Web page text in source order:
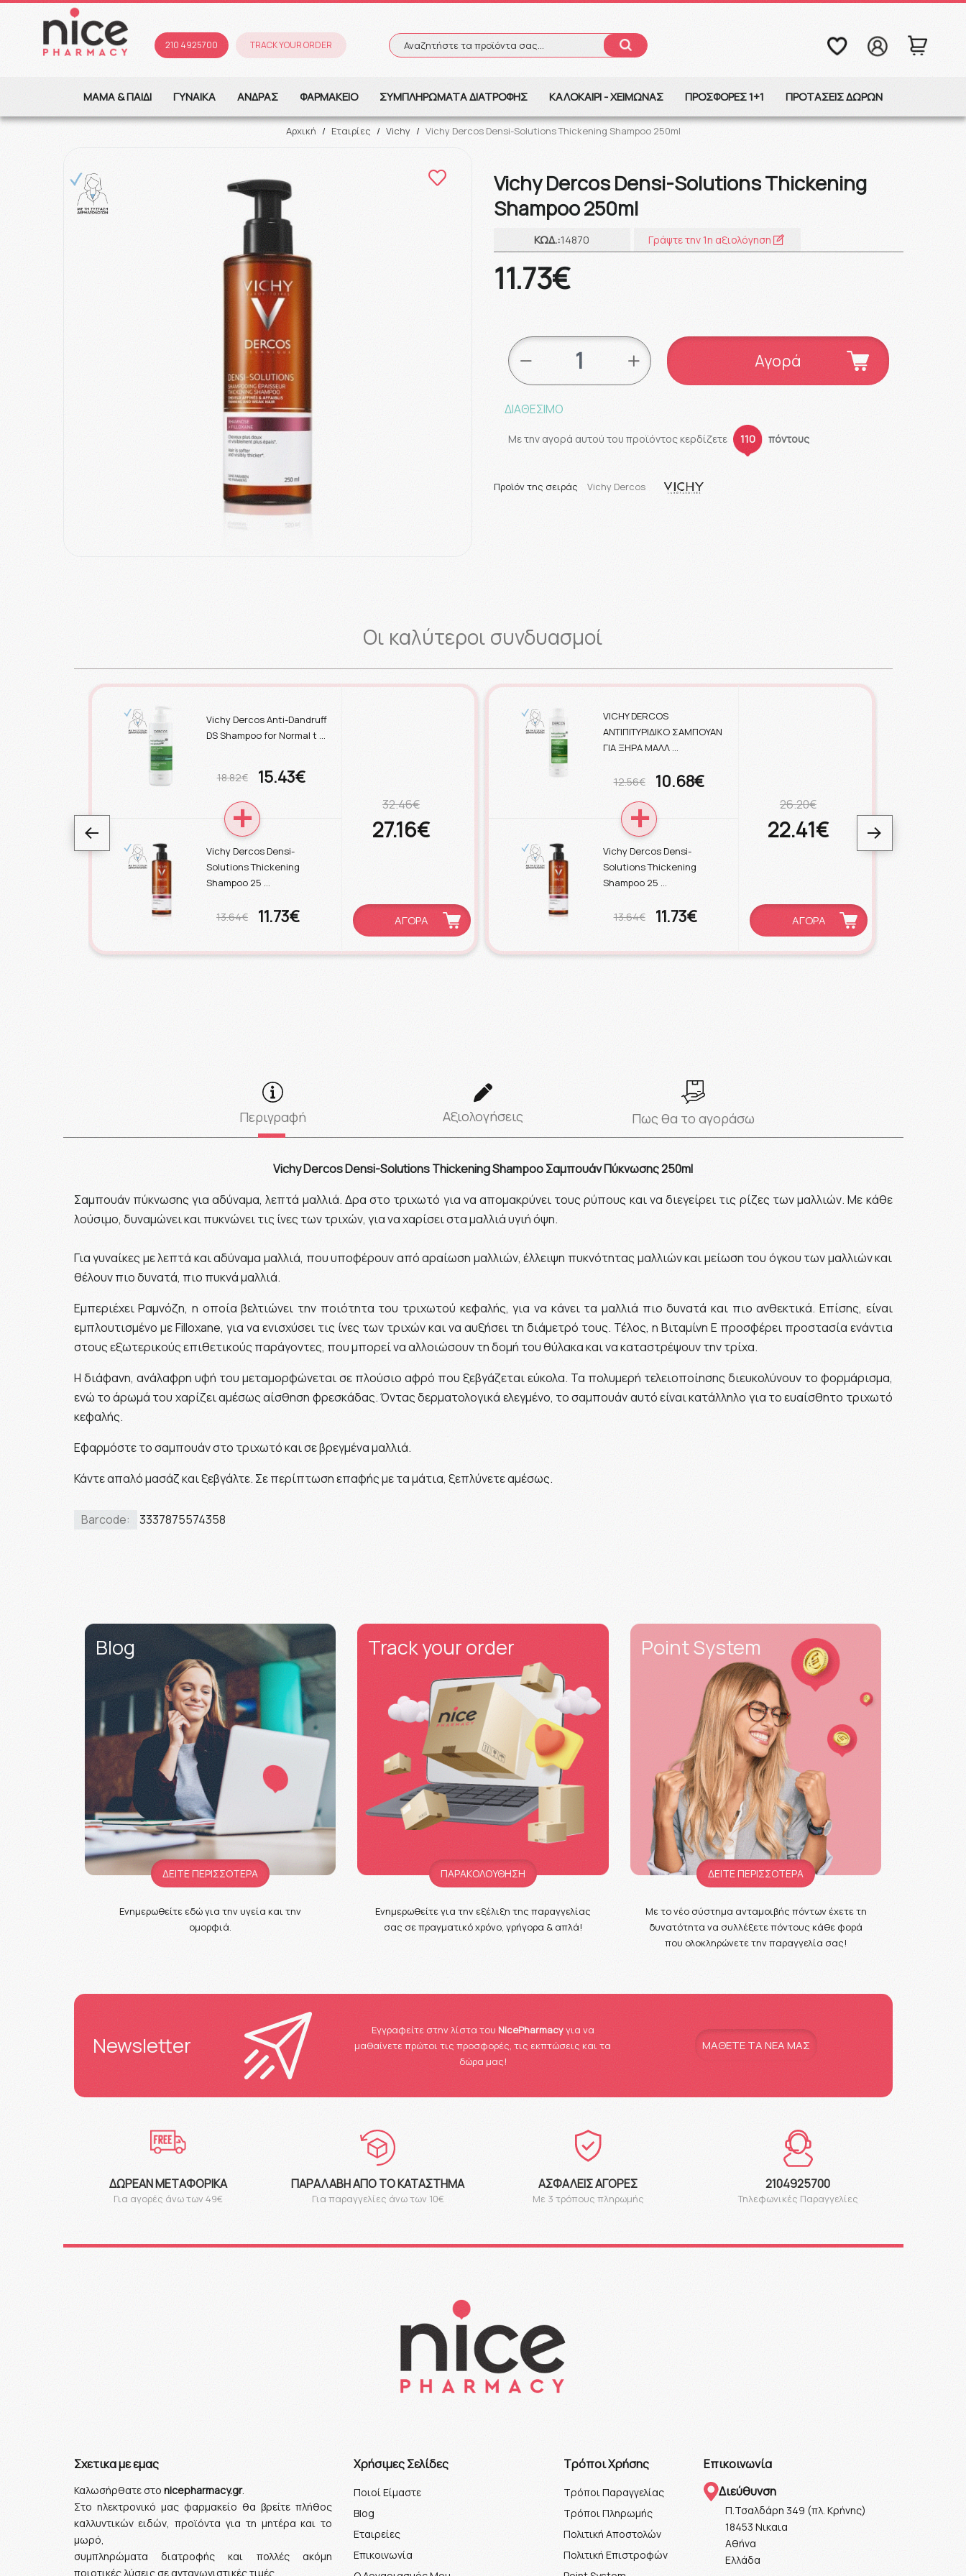
210 4925700 TRACK YOUR ORDER Αναζητήστε τα προϊόντα σας...
ΜΑΜΑ & ΠΑΙΔΙ ΓΥΝΑΙΚΑ ΑΝΔΡΑΣ ΦΑΡΜΑΚΕΙΟ ΣΥΜΠΛΗΡΩΜΑΤΑ ΔΙΑΤΡΟΦΗΣ ΚΑΛΟΚΑΙΡΙ - ΧΕΙΜΩΝΑΣ ΠΡΟΣΦΟΡΕΣ 1+1 ΠΡΟΤΑΣΕΙΣ ΔΩΡΩΝ
Αναζήτηση
Αρχική / Εταιρίες / Vichy / Vichy Dercos Densi-Solutions Thickening Shampoo 250ml
Vichy Dercos Densi-Solutions Thickening
Shampoo 250ml
ΚΩΔ.:14870 Γράψτε την 1η αξιολόγηση
11.73€
Αγορά
ΔΙΑΘΕΣΙΜΟ
Με την αγορά αυτού του προϊόντος κερδίζετε 110 πόντους
Προϊόν της σειράς Vichy Dercos
Οι καλύτεροι συνδυασμοί
Vichy Dercos Anti-Dandruff
DS Shampoo for Normal t …
18.82€ 15.43€
Vichy Dercos Densi-
Solutions Thickening
Shampoo 25 …
13.64€ 11.73€
32.46€
27.16€
ΑΓΟΡΑ
VICHY DERCOS
ΑΝΤΙΠΙΤΥΡΙΔΙΚΟ ΣΑΜΠΟΥΑΝ
ΓΙΑ ΞΗΡΑ ΜΑΛΛ …
12.56€ 10.68€
Vichy Dercos Densi-
Solutions Thickening
Shampoo 25 …
13.64€ 11.73€
26.20€
22.41€
ΑΓΟΡΑ
Περιγραφή Αξιολογήσεις Πως θα το αγοράσω
Vichy Dercos Densi-Solutions Thickening Shampoo Σαμπουάν Πύκνωσης 250ml
Σαμπουάν πύκνωσης για αδύναμα, λεπτά μαλλιά. Δρα στο τριχωτό για να απομακρύνει τους ρύπους και να διεγείρει τις ρίζες των μαλλιών. Με κάθε
λούσιμο, δυναμώνει και πυκνώνει τις ίνες των τριχών, για να χαρίσει στα μαλλιά υγιή όψη.
Για γυναίκες με λεπτά και αδύναμα μαλλιά, που υποφέρουν από αραίωση μαλλιών, έλλειψη πυκνότητας μαλλιών και μείωση του όγκου των μαλλιών και
θέλουν πιο δυνατά, πιο πυκνά μαλλιά.
Εμπεριέχει Ραμνόζη, η οποία βελτιώνει την ποιότητα του τριχωτού κεφαλής, για να κάνει τα μαλλιά πιο δυνατά και πιο ανθεκτικά. Επίσης, είναι
εμπλουτισμένο με Filloxane, για να ενισχύσει τις ίνες των τριχών και να αυξήσει τη διάμετρό τους. Τέλος, η Βιταμίνη Ε προσφέρει προστασία ενάντια
στους εξωτερικούς επιθετικούς παράγοντες, που μπορεί να αλλοιώσουν τη δομή του θύλακα και να καταστρέψουν την τρίχα.
Η διάφανη, ανάλαφρη υφή του μεταμορφώνεται σε πλούσιο αφρό που ξεβγάζεται εύκολα. Τα πολυμερή τελειοποίησης διευκολύνουν το φορμάρισμα,
ενώ το άρωμά του χαρίζει αμέσως αίσθηση φρεσκάδας. Όντας δερματολογικά ελεγμένο, το σαμπουάν αυτό είναι κατάλληλο για το ευαίσθητο τριχωτό
κεφαλής.
Εφαρμόστε το σαμπουάν στο τριχωτό και σε βρεγμένα μαλλιά.
Κάντε απαλό μασάζ και ξεβγάλτε. Σε περίπτωση επαφής με τα μάτια, ξεπλύνετε αμέσως.
Barcode: 3337875574358
Blog
ΔΕΙΤΕ ΠΕΡΙΣΣΟΤΕΡΑ
Ενημερωθείτε εδώ για την υγεία και την
ομορφιά.
Track your order
ΠΑΡΑΚΟΛΟΥΘΗΣΗ
Ενημερωθείτε για την εξέλιξη της παραγγελίας
σας σε πραγματικό χρόνο, γρήγορα & απλά!
Point System
ΔΕΙΤΕ ΠΕΡΙΣΣΟΤΕΡΑ
Με το νέο σύστημα ανταμοιβής πόντων έχετε τη
δυνατότητα να συλλέξετε πόντους κάθε φορά
που ολοκληρώνετε την παραγγελία σας!
Newsletter
Eγγραφείτε στην λίστα του NicePharmacyγια να
μαθαίνετε πρώτοι τις προσφορές, τις εκπτώσεις και τα
δώρα μας!
MAΘΕΤΕ ΤΑ ΝΕΑ ΜΑΣ
ΔΩΡΕΆΝ ΜΕΤΑΦΟΡΙΚΆ
Για αγορές άνω των 49€
ΠΑΡΑΛΑΒΉ ΑΠΌ ΤΟ ΚΑΤΆΣΤΗΜΑ
Για παραγγελίες άνω των 10€
ΑΣΦΑΛΕΊΣ ΑΓΟΡΈΣ
Με 3 τρόπους πληρωμής
2104925700
Τηλεφωνικές Παραγγελίες
Σχετικα με εμας
Καλωσήρθατε στο nicepharmacy.gr.
Στο ηλεκτρονικό μας φαρμακείο θα βρείτε πλήθος
καλλυντικών ειδών, προϊόντα για τη μητέρα και το
μωρό,
συμπληρώματα διατροφής και πολλές ακόμη
ποιοτικές λύσεις σε ανταγωνιστικές τιμές.
Xρήσιμες Σελίδες
Ποιοί Είμαστε
Blog
Εταιρείες
Επικοινωνία
Τρόποι Χρήσης
Τρόποι Παραγγελίας
Τρόποι Πληρωμής
Πολιτική Αποστολών
Πολιτική Επιστροφών
Επικοινωνία
Διεύθυνση
Π.Τσαλδάρη 349 (πλ. Κρήνης)
18453 Νικαια
Αθήνα
Ελλάδα